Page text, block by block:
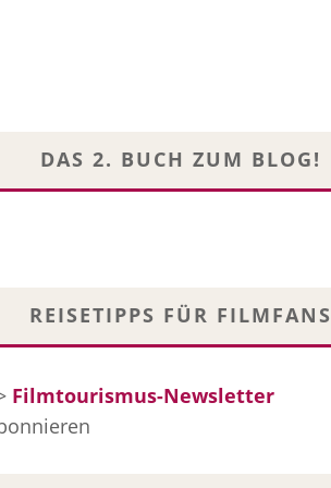
DAS 2. BUCH ZUM BLOG!
REISETIPPS FÜR FILMFANS
Filmtourismus-Newsletter